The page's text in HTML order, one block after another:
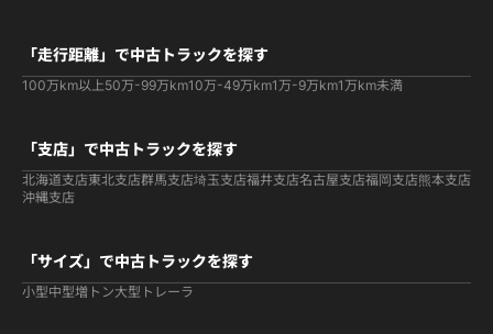
「走行距離」で中古トラックを探す
100万km以上50万-99万km10万-49万km1万-9万km1万km未満
「支店」で中古トラックを探す
北海道支店東北支店群馬支店埼玉支店福井支店名古屋支店福岡支店熊本支店
沖縄支店
「サイズ」で中古トラックを探す
小型中型増トン大型 トレーラ